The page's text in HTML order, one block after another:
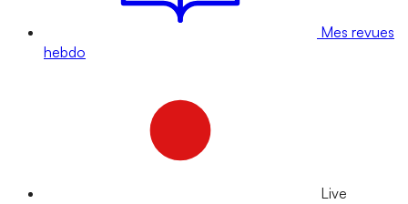
Mes revues
hebdo
Live